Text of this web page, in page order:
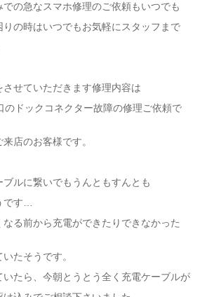
の急なスマホ修理のご依頼もいつでも
りの時はいつでもお気軽にスタッフまで
させていただきます修理内容は
のドックコネクター故障の修理ご依頼で
店のお客様です。
ブルに繋いでもうんともすんとも
です…
る前から充電ができたりできなかった
たそうです。
いたら、今朝とうとう全く充電ケーブルが